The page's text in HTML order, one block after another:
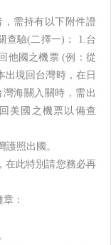
需持有以下附件證
查驗(二擇一)： 1.台
他國之機票 (例：從
出境回台灣時，在日
海關入關時，需出
美國之機票以備查
護照出國。
在此特別請您務必再
：